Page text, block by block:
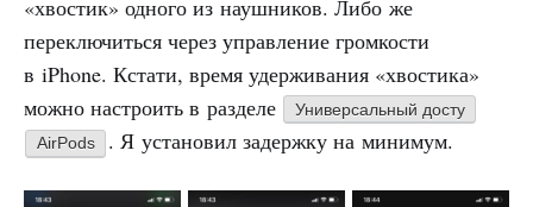
«хвостик» одного из наушников. Либо же
переключиться через управление громкости
в iPhone. Кстати, время удерживания «хвостика»
можно настроить в разделе
Универсальный досту
AirPods
. Я установил задержку на минимум.